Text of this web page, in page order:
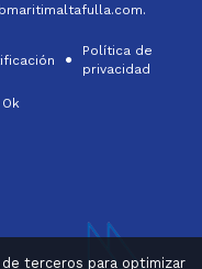
terceros para optimizar
Política de
privacidad